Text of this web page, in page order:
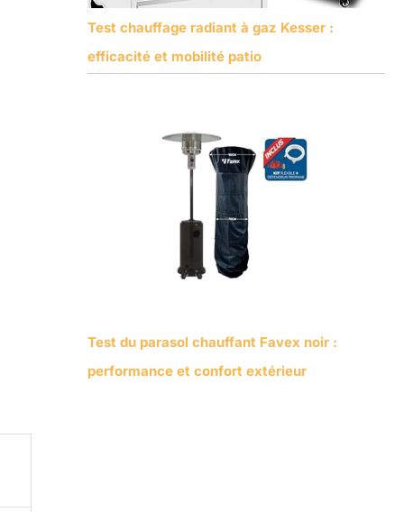
Test chauffage radiant à gaz Kesser :
efficacité et mobilité patio
Test du parasol chauffant Favex noir :
performance et confort extérieur